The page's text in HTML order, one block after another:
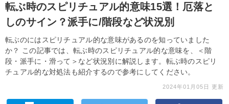
転ぶ時のスピリチュアル的意味15選！厄落と
しのサイン？派手に/階段など状況別
転ぶのにはスピリチュアル的な意味があるのを知っていました
か？ この記事では、転ぶ時のスピリチュアル的な意味を、＜階
段・派手に・滑って＞など状況別に解説します。転ぶ時のスピリ
チュアル的な対処法も紹介するので参考にしてください。
2024年01月05日 更新